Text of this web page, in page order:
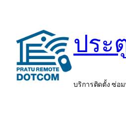
เนื้อหา
ประ
บริการติดตั้ง ซ่อ